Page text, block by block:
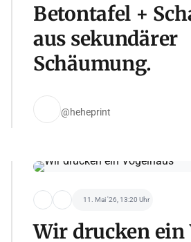
Betontafel +
aus sekundärer
Schäumung.
@heheprint
11. Mai '26, 13:20 Uhr
Wir drucken ein